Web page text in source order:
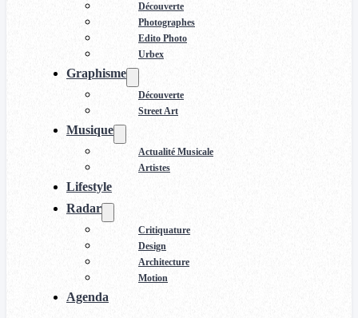
Découverte
Photographes
Edito Photo
Urbex
Graphisme
Découverte
Street Art
Musique
Actualité Musicale
Artistes
Lifestyle
Radar
Critiquature
Design
Architecture
Motion
Agenda